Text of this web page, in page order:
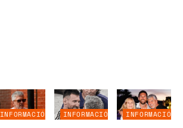
INFORMACIÓN
INFORMACIÓN
INFORMACIÓN